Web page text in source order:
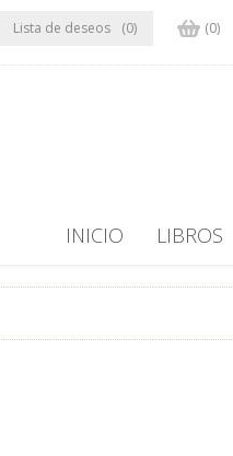
Lista de deseos (0) (0)
INICIO LIBROS